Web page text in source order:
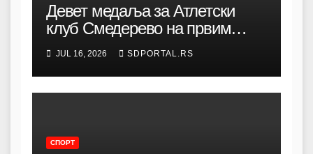
Девет медаља за Атлетски
клуб Смедерево на првим
Балканским дечјим атлетским
играма
JUL 16, 2026 SDPORTAL.RS
СПОРТ